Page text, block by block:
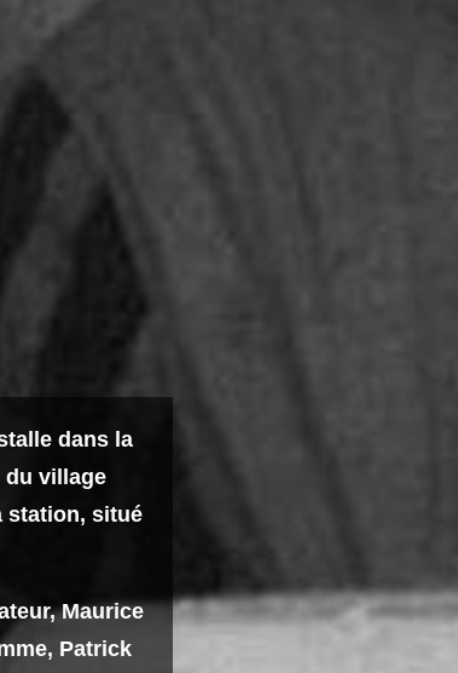
dans la
du village
station, situé
Maurice
Patrick